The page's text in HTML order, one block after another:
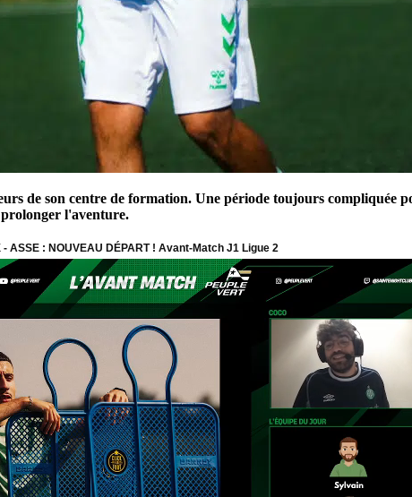
de son centre de formation. Une période toujours compliquée
l'aventure.